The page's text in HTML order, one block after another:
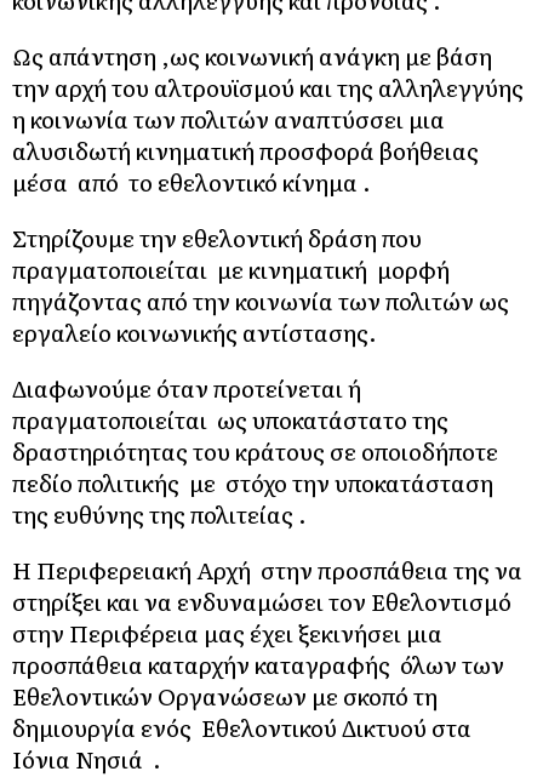
Ως απάντηση ,ως κοινωνική ανάγκη με βάση
την αρχή του αλτρουϊσμού και της αλληλεγγύης
η κοινωνία των πολιτών αναπτύσσει μια
αλυσιδωτή κινηματική προσφορά βοήθειας
μέσα από το εθελοντικό κίνημα .
Στηρίζουμε την εθελοντική δράση που
πραγματοποιείται με κινηματική μορφή
πηγάζοντας από την κοινωνία των πολιτών ως
εργαλείο κοινωνικής αντίστασης.
Διαφωνούμε όταν προτείνεται ή
πραγματοποιείται ως υποκατάστατο της
δραστηριότητας του κράτους σε οποιοδήποτε
πεδίο πολιτικής με στόχο την υποκατάσταση
της ευθύνης της πολιτείας .
Η Περιφερειακή Αρχή στην προσπάθεια της να
στηρίξει και να ενδυναμώσει τον Εθελοντισμό
στην Περιφέρεια μας έχει ξεκινήσει μια
προσπάθεια καταρχήν καταγραφής όλων των
Εθελοντικών Οργανώσεων με σκοπό τη
δημιουργία ενός Εθελοντικού Δικτυού στα
Ιόνια Νησιά .